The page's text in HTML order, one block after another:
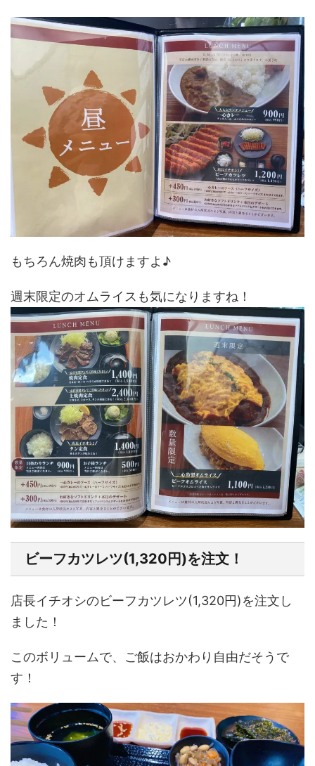
もちろん焼肉も頂けますよ♪
週末限定のオムライスも気になりますね！
ビーフカツレツ(1,320円)を注文！
店長イチオシのビーフカツレツ(1,320円)を注文し
ました！
このボリュームで、ご飯はおかわり自由だそうで
す！